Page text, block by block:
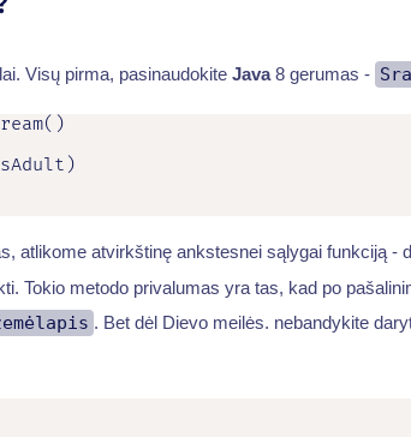
Visų pirma, pasinaudokite Java8 gerumas -
atlikome atvirkštinę ankstesnei sąlygai funkciją -
Tokio metodo privalumas yra tas, kad po
. Bet dėl Dievo meilės. nebandykite